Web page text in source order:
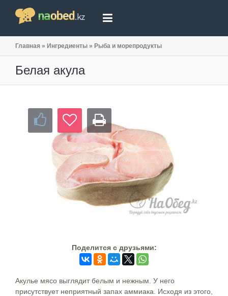
Главная » Ингредиенты » Рыба и морепродукты
Белая акула
Поделится c друзьями:
Акулье мясо выглядит белым и нежным. У него
присутствует неприятный запах аммиака. Исходя из этого,